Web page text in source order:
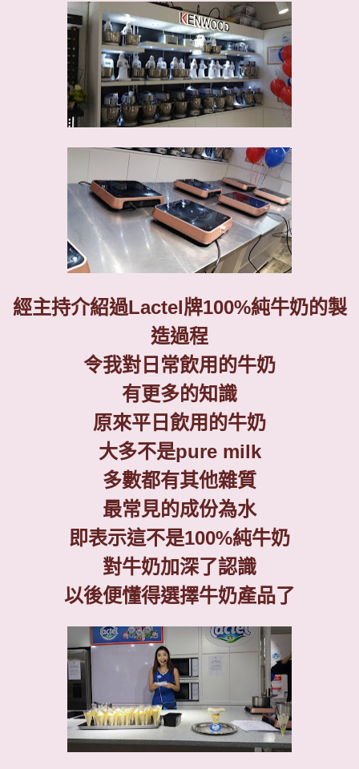
經主持介紹過Lactel牌100%純牛奶的製
造過程
令我對日常飲用的牛奶
有更多的知識
原來平日飲用的牛奶
大多不是pure milk
多數都有其他雜質
最常見的成份為水
即表示這不是100%純牛奶
對牛奶加深了認識
以後便懂得選擇牛奶產品了